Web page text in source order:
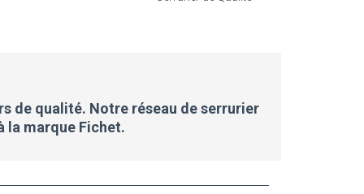
de qualité. Notre réseau de serrurier
la marque Fichet.